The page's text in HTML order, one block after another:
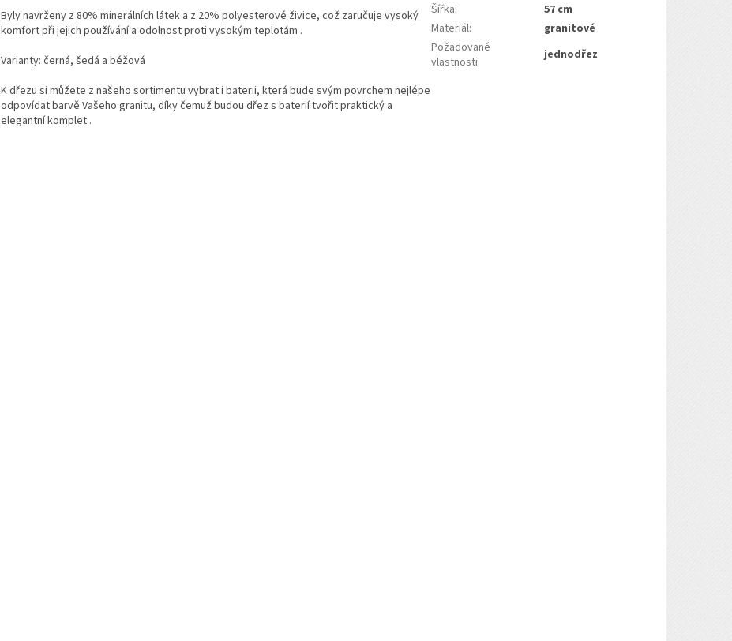
Byly navrženy z 80% minerálních látek a z 20% polyesterové živice, což zaručuje vysoký
komfort při jejich používání a odolnost proti vysokým teplotám .
Varianty: černá, šedá a béžová
K dřezu si můžete z našeho sortimentu vybrat i baterii, která bude svým povrchem nejlépe
odpovídat barvě Vašeho granitu, díky čemuž budou dřez s baterií tvořit praktický a
elegantní komplet .
Šířka:
57 cm
Materiál:
granitové
Požadované
vlastnosti: jednodřez